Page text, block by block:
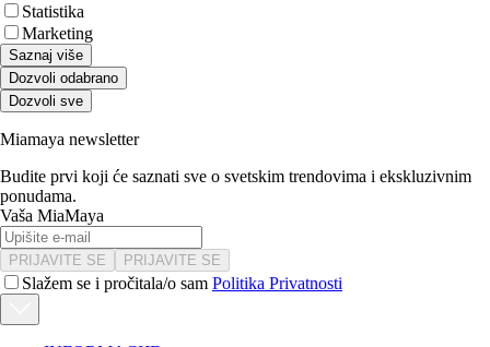
Statistika
Marketing
Saznaj više
Dozvoli odabrano
Dozvoli sve
Miamaya newsletter
Budite prvi koji će saznati sve o svetskim trendovima i ekskluzivnim
ponudama.
Vaša MiaMaya
PRIJAVITE SE PRIJAVITE SE
Slažem se i pročitala/o sam Politika Privatnosti